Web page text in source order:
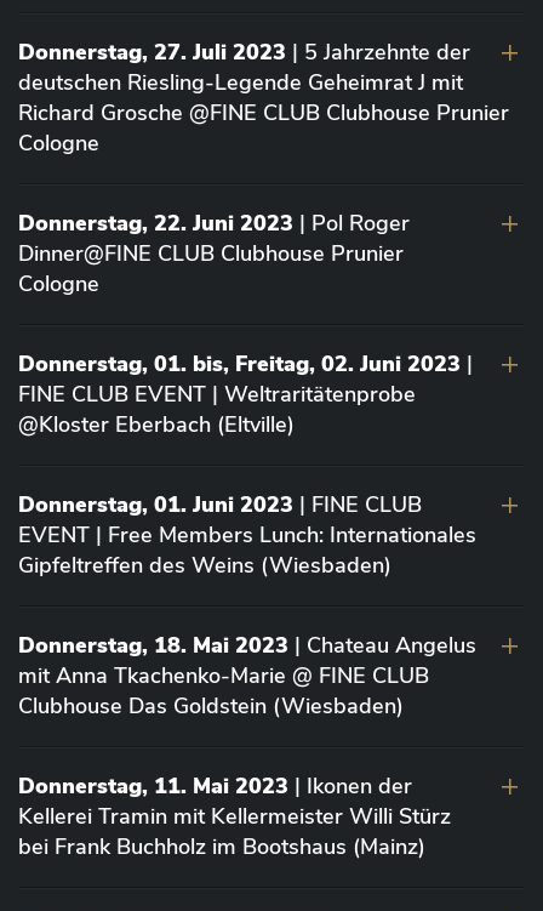
Donnerstag, 27. Juli 2023 | 5 Jahrzehnte der
deutschen Riesling-Legende Geheimrat J mit
Richard Grosche @FINE CLUB Clubhouse Prunier
Cologne
Donnerstag, 22. Juni 2023 | Pol Roger
Dinner@FINE CLUB Clubhouse Prunier
Cologne
Donnerstag, 01. bis, Freitag, 02. Juni 2023 |
FINE CLUB EVENT | Weltraritätenprobe
@Kloster Eberbach (Eltville)
Donnerstag, 01. Juni 2023 | FINE CLUB
EVENT | Free Members Lunch: Internationales
Gipfeltreffen des Weins (Wiesbaden)
Donnerstag, 18. Mai 2023 | Chateau Angelus
mit Anna Tkachenko-Marie @ FINE CLUB
Clubhouse Das Goldstein (Wiesbaden)
Donnerstag, 11. Mai 2023 | Ikonen der
Kellerei Tramin mit Kellermeister Willi Stürz
bei Frank Buchholz im Bootshaus (Mainz)